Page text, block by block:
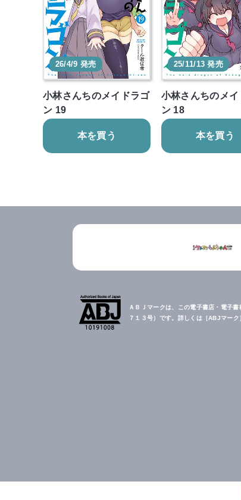
26/4/9 発売
小林さんちのメイドラゴ
ン 19
本を買う
25/11/13 発売
小林さんちのメ
ン 18
本を買う
ＡＢＪマークは、この電子書店・電子
７１３号）です。詳しくは［ABJマー